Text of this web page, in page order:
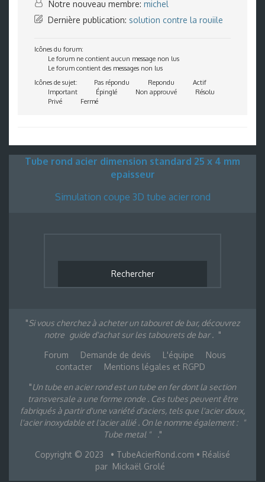
Notre nouveau membre: michel
Dernière publication: solution contre la rouiile
Icônes du forum:
Le forum ne contient aucun message non lus
Le forum contient des messages non lus
Icônes de sujet:
Pas répondu Repondu
Actif
Important
Épinglé Non approuvé
Résolu
Privé
Fermé
Tube rond acier dimension standard 25 x 4 mm
epaisseur
Simulation coupe 3D tube acier rond
Si vous cherchez à acheter un tabouret de bar, découvrez
notre guide d'achat sur les tabourets de bar .
Forum
Demande de devis L'équipe
Nous
contacter
Mentions légales et RGPD
Un tube en acier rond est un tube en fer dont la section
transversale a une forme ronde . Ces tubes peuvent être
fabriqués à partir d'une variété d'aciers, tels que l'acier doux,
l'acier inoxydable et l'acier allié . On le nomme également :
"
Tube metal "
.
Copyright © 2023
• TubeAcierRond.com • Réalisé
par Mickaël Grolé